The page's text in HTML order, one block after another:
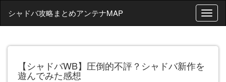
T
o
g
シャドバ攻略まとめアンテナMAP
【シャドバWB】圧倒的不評？シャドバ新作を
遊んでみた感想